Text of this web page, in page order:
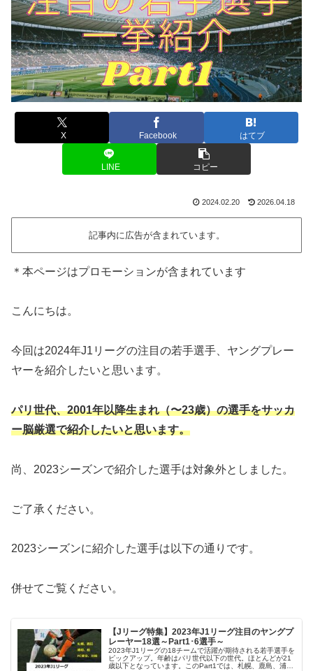
X Facebook はてブ
LINE コピー
2024.02.20 2026.04.18
記事内に広告が含まれています。
＊本ページはプロモーションが含まれています
こんにちは。
今回は2024年J1リーグの注目の若手選手、ヤングプレー
ヤーを紹介したいと思います。
パリ世代、2001年以降生まれ（〜23歳）の選手をサッカ
ー脳厳選で紹介したいと思います。
尚、2023シーズンで紹介した選手は対象外としました。
ご了承ください。
2023シーズンに紹介した選手は以下の通りです。
併せてご覧ください。
【Jリーグ特集】2023年J1リーグ注目のヤングプ
レーヤー18選～Part1･6選手～
2023年J1リーグの18チームで活躍が期待される若手選手を
ピックアップ。年齢はパリ世代以下の世代。ほとんどが21
歳以下となっています。このPart1では、札幌、鹿島、浦